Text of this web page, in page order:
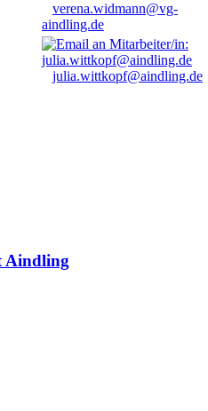
verena.widmann@vg-
aindling.de
julia.wittkopf@aindling.de
Aindling